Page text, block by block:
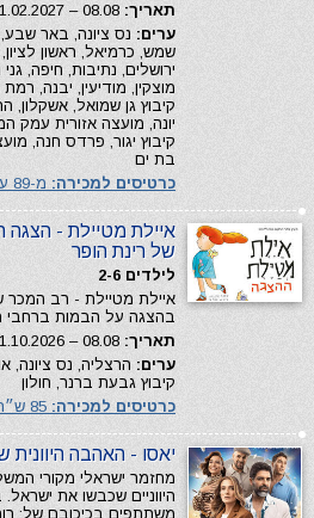
תאריך:
ערים: נס ציונה, באר שבע,
שמש, כרמיאל, ראשון
ירושלים, נתיבות, חיפה,
מוצקין, מודיעין, יבנה,
קיבוץ גן שמואל, אשקלון,
יונה, מועצה אזורית עמק
קיבוץ יגור, פרדס חנה,
בת ים
כרטיסים למכירה: מ-89 עד 109 ש״ח
איילת מטיילת -
של רינת הופר
לילדים 2-6
איילת מטיילת - רב המכר
בהצגה על הבמות ברחבי
תאריך:
ערים: הרצליה, נס ציונה,
קיבוץ גבעת ברנר, חולון
כרטיסים למכירה:
יאסו - האהבה היוונית
מחזמר ישראלי מקורי
היווניים שכבשו את
משתתפים בכיכובם של: